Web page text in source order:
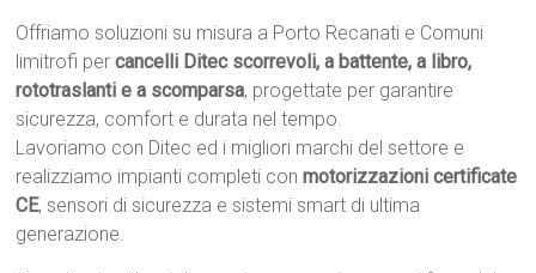
Offriamo soluzioni su misura a Porto Recanati e Comuni
limitrofi percancelli Ditec scorrevoli, a battente, a libro,
rototraslanti e a scomparsa, progettate per garantire
sicurezza, comfort e durata nel tempo.
Lavoriamo con Ditec ed i migliori marchi del settore e
realizziamo impianti completi conmotorizzazioni certificate
CE, sensori di sicurezza e sistemi smart di ultima
generazione.